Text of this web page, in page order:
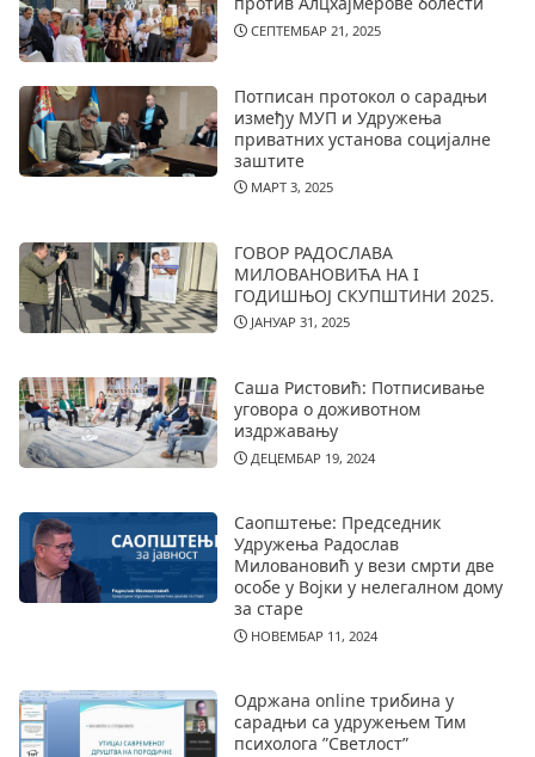
СЕПТЕМБАР 21, 2025
Потписан протокол о сарадњи
између МУП и Удружења
приватних установа социјалне
заштите
МАРТ 3, 2025
ГОВОР РАДОСЛАВА
МИЛОВАНОВИЋА НА I
ГОДИШЊОЈ СКУПШТИНИ 2025.
ЈАНУАР 31, 2025
Саша Ристовић: Потписивање
уговора о доживотном
издржавању
ДЕЦЕМБАР 19, 2024
Саопштење: Председник
Удружења Радослав
Миловановић у вези смрти две
особе у Војки у нелегалном дому
за старе
НОВЕМБАР 11, 2024
Одржана online трибина у
сарадњи са удружењем Тим
психолога ”Светлост”